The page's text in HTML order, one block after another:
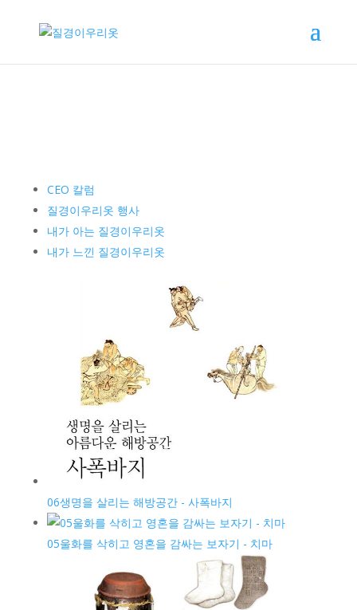
CEO 칼럼
질경이우리옷 행사
내가 아는 질경이우리옷
내가 느낀 질경이우리옷
06생명을 살리는 해방공간 - 사폭바지
05울화를 삭히고 영혼을 감싸는 보자기 - 치마